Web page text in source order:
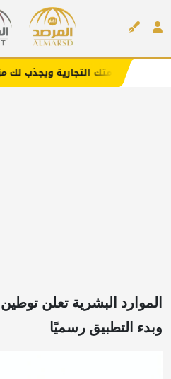
ويجذب لك مزيدًا من العملاء
وبدء التطبيق رسميًا